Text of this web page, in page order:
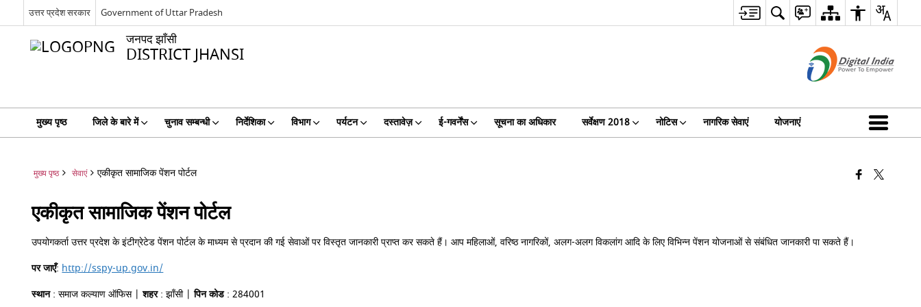
उत्तर प्रदेश सरकार Government of Uttar Pradesh
जनपद झाँसी
DISTRICT JHANSI
मुख्य पृष्ठ जिले के बारे में चुनाव सम्बन्धी निर्देशिका विभाग पर्यटन दस्तावेज़ ई-गवर्नेंस सूचना का अधिकार सर्वेक्षण 2018 नोटिस नागरिक सेवाएं योजनाएं
मुख्य पृष्ठ सेवाएं एकीकृत सामाजिक पेंशन पोर्टल
एकीकृत सामाजिक पेंशन पोर्टल
उपयोगकर्ता उत्तर प्रदेश के इंटीग्रेटेड पेंशन पोर्टल के माध्यम से प्रदान की गई सेवाओं पर विस्तृत जानकारी प्राप्त कर सकते हैं। आप महिलाओं, वरिष्ठ नागरिकों, अलग-अलग विकलांग आदि के लिए विभिन्न पेंशन योजनाओं से संबंधित जानकारी पा सकते हैं।
पर जाएँ: http://sspy-up.gov.in/
स्थान: समाज कल्याण ऑफिस |शहर: झाँसी |पिन कोड: 284001